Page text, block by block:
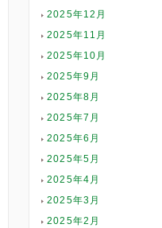
2025年12月
2025年11月
2025年10月
2025年9月
2025年8月
2025年7月
2025年6月
2025年5月
2025年4月
2025年3月
2025年2月